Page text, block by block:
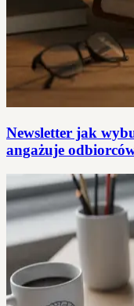
Newsletter jak
angażuje